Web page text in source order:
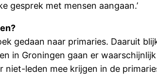
gesprek met mensen aangaan.’
gedaan naar primaries. Daaruit
in Groningen gaan er
leden mee krijgen in de